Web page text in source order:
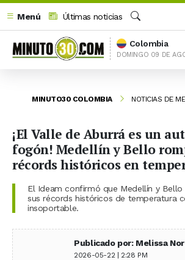
Menú
Últimas noticias
Buscar
Colombia
DOMINGO 09 DE
MINUTO30 COLOMBIA NOTICIAS DE
¡El Valle de Aburrá es un
fogón! Medellín y Bello
récords históricos en
El Ideam confirmó que Medellín y
sus récords históricos de temperatura
insoportable.
Publicado por: Melissa
2026-05-22 | 2:28 PM